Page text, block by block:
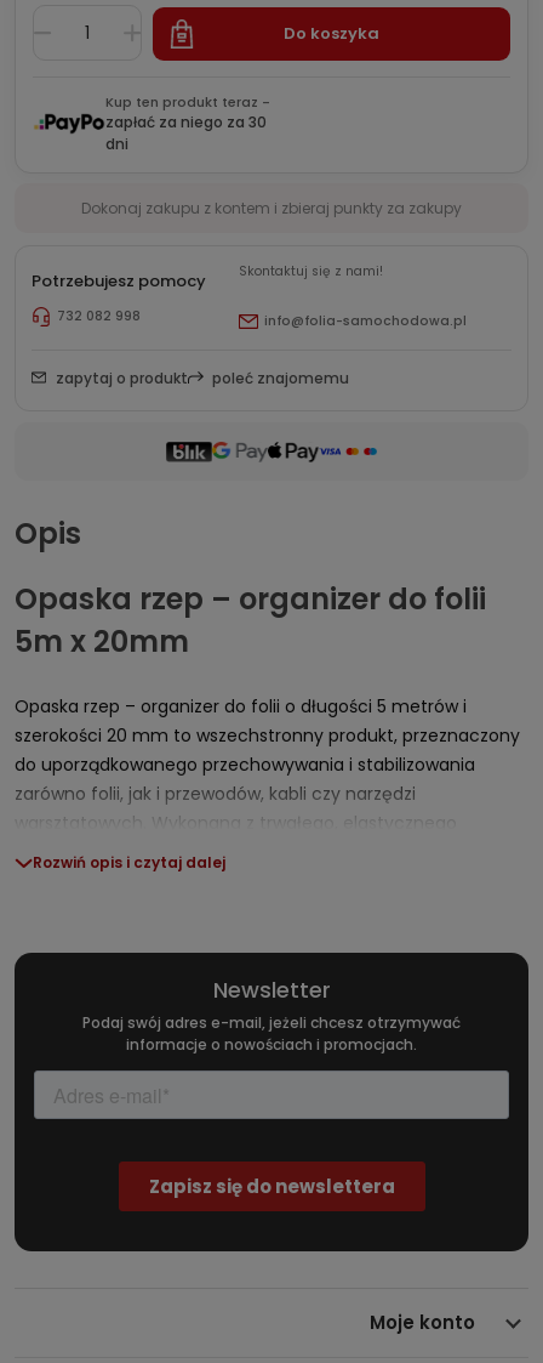
Do koszyka
Kup ten produkt teraz -
zapłać za niego za 30
dni
Dokonaj zakupu z kontem i zbieraj punkty za zakupy
Potrzebujesz pomocy Skontaktuj się z nami!
732 082 998 info@folia-samochodowa.pl
zapytaj o produkt poleć znajomemu
Opis
Opaska rzep – organizer do folii
5m x 20mm
Opaska rzep – organizer do folii o długości 5 metrów i
szerokości 20 mm to wszechstronny produkt, przeznaczony
do uporządkowanego przechowywania i stabilizowania
zarówno folii, jak i przewodów, kabli czy narzędzi
warsztatowych. Wykonana z trwałego, elastycznego
materiału, taśma rzepowa łączy w sobie praktyczność
znajduje szerokie zastosowanie w branży motoryzacyjnej,
serwisach, garażach oraz u profesjonalistów ceniących
uporządkowaną przestrzeń roboczą.
Parametry produktu i budowa
opaski rzepowej
5 metrów – wydajny odcinek pozwalający na
cięcie taśmy na żądaną długość, odpowiednią do różnych
mocne opasanie nie tylko cienkich przewodów, ale także
Rozwiń opis i czytaj dalej
Newsletter
Podaj swój adres e-mail, jeżeli chcesz otrzymywać
informacje o nowościach i promocjach.
Moje konto